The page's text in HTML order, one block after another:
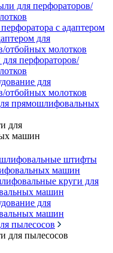
для перфораторов/
с адаптером
для
отбойных молотков
перфораторов/
для
отбойных молотков
прямошлифовальных
для
машин
штифты
машин
круги для
машин
для
машин
пылесосов
для пылесосов